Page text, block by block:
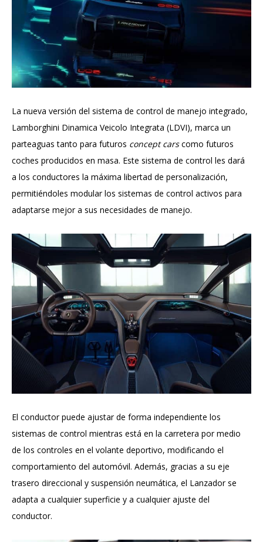
La nueva versión del sistema de control de manejo integrado,
Lamborghini Dinamica Veicolo Integrata (LDVI), marca un
parteaguas tanto para futuros concept carscomo futuros
coches producidos en masa. Este sistema de control les dará
a los conductores la máxima libertad de personalización,
permitiéndoles modular los sistemas de control activos para
adaptarse mejor a sus necesidades de manejo.
El conductor puede ajustar de forma independiente los
sistemas de control mientras está en la carretera por medio
de los controles en el volante deportivo, modificando el
comportamiento del automóvil. Además, gracias a su eje
trasero direccional y suspensión neumática, el Lanzador se
adapta a cualquier superficie y a cualquier ajuste del
conductor.